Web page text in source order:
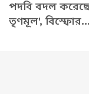
পদবি বদল
তৃণমূল',